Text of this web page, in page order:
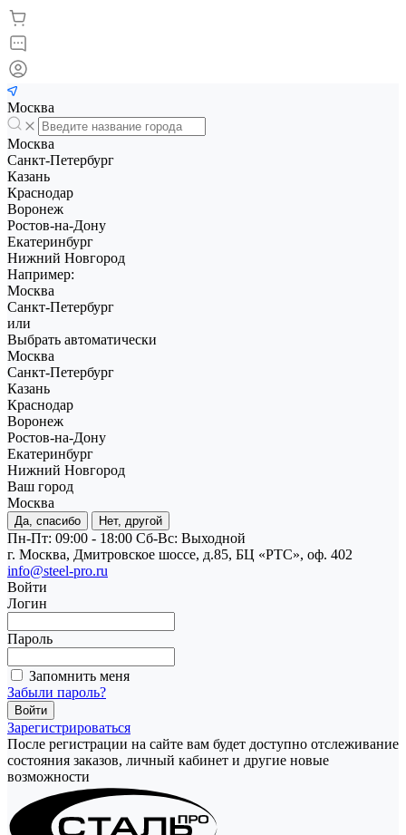
Москва
Москва
Санкт-Петербург
Казань
Краснодар
Воронеж
Ростов-на-Дону
Екатеринбург
Нижний Новгород
Например:
Москва
Санкт-Петербург
или
Выбрать автоматически
Москва
Санкт-Петербург
Казань
Краснодар
Воронеж
Ростов-на-Дону
Екатеринбург
Нижний Новгород
Ваш город
Москва
Да, спасибо Нет, другой
Пн-Пт: 09:00 - 18:00 Cб-Вс: Выходной
г. Москва, Дмитровское шоссе, д.85, БЦ «РТС», оф. 402
info@steel-pro.ru
Войти
Логин
Пароль
Запомнить меня
Забыли пароль?
Зарегистрироваться
После регистрации на сайте вам будет доступно отслеживание
состояния заказов, личный кабинет и другие новые
возможности